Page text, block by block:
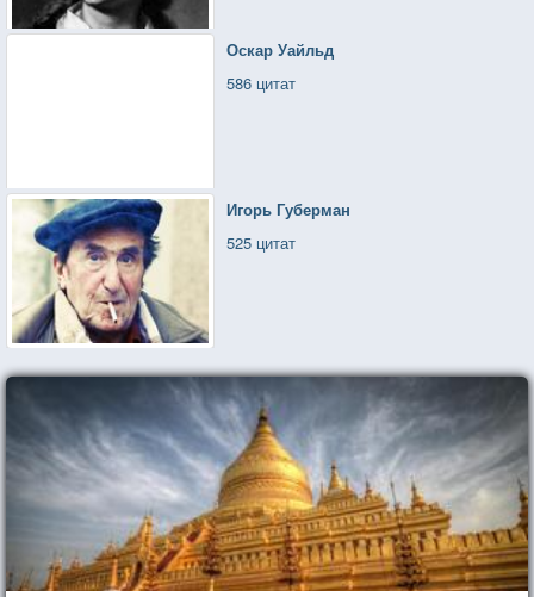
Оскар Уайльд
586 цитат
Игорь Губерман
525 цитат